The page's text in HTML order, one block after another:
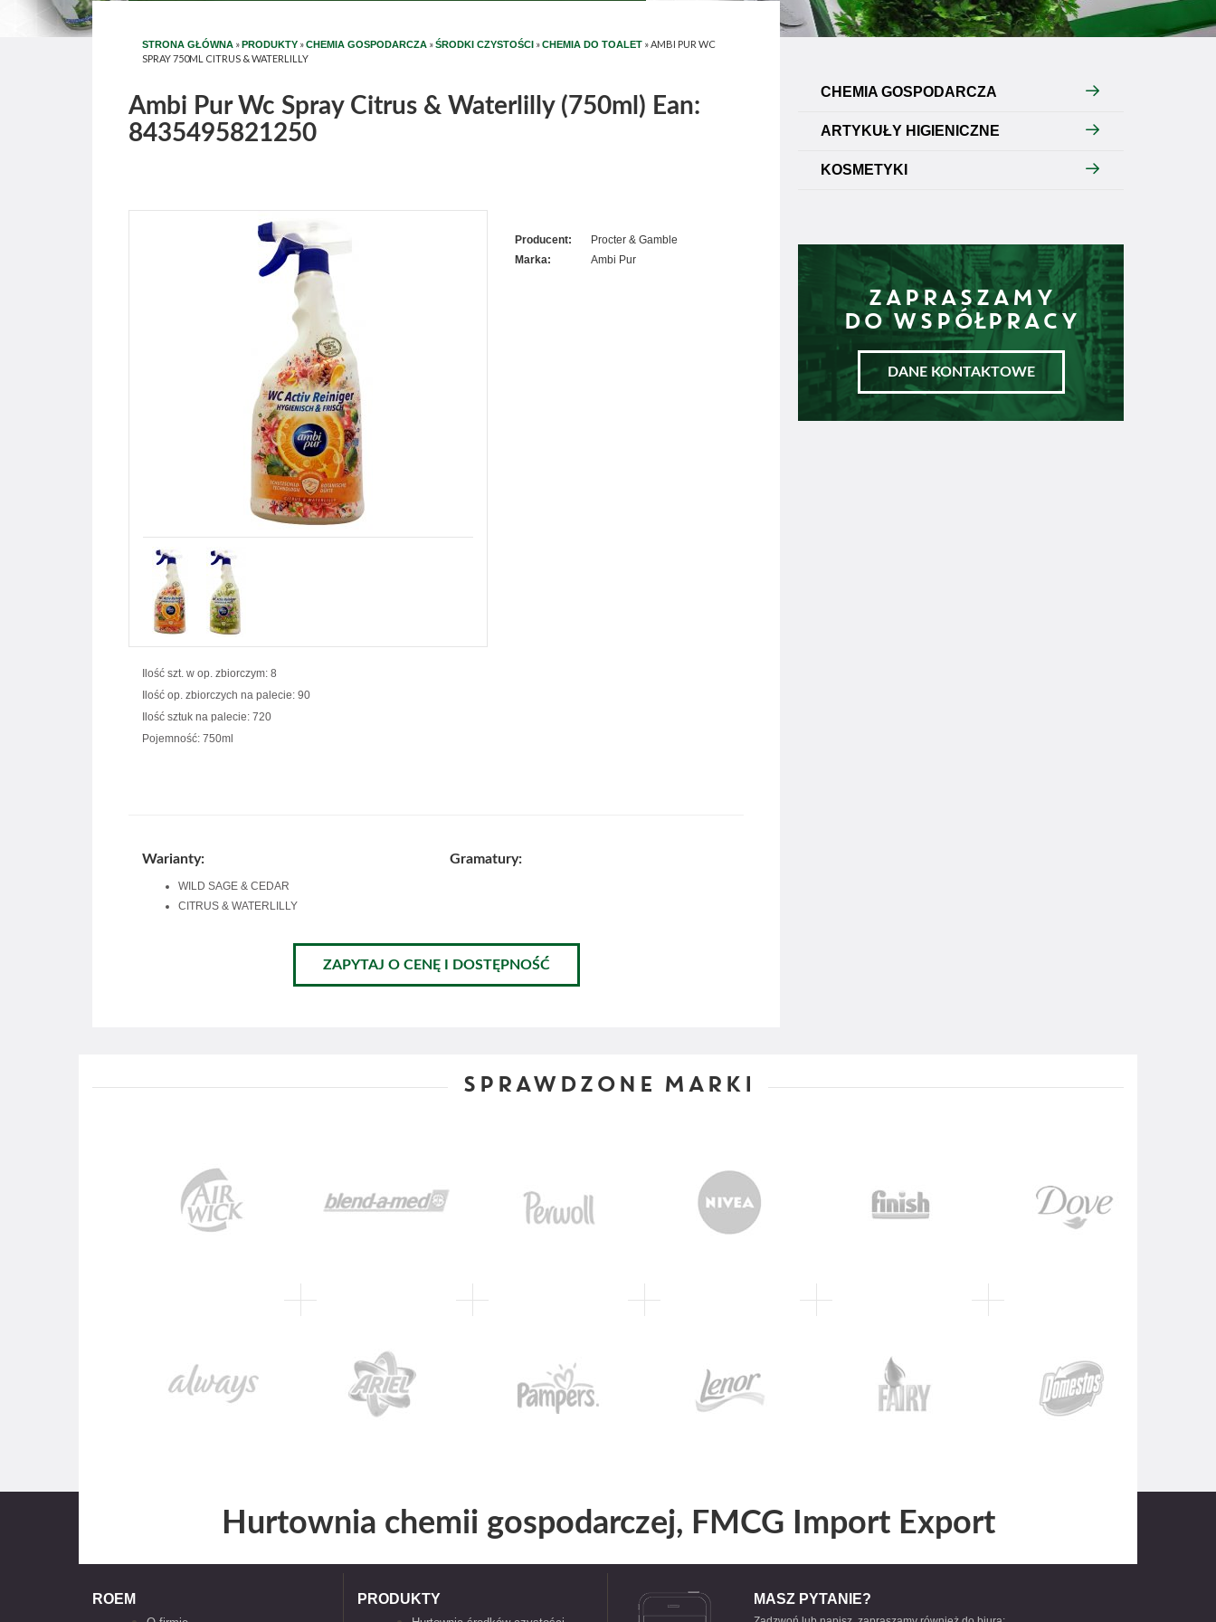
STRONA GŁÓWNA »PRODUKTY »CHEMIA GOSPODARCZA »ŚRODKI CZYSTOŚCI »CHEMIA DO TOALET » AMBI PUR WC
SPRAY 750ML CITRUS & WATERLILLY
Ambi Pur Wc Spray Citrus & Waterlilly (750ml) Ean:
8435495821250
Producent:
Procter & Gamble
Marka:
Ambi Pur
Ilość szt. w op. zbiorczym: 8
Ilość op. zbiorczych na palecie: 90
Ilość sztuk na palecie: 720
Pojemność: 750ml
Warianty:
WILD SAGE & CEDAR
CITRUS & WATERLILLY
Gramatury:
ZAPYTAJ O CENĘ I DOSTĘPNOŚĆ
CHEMIA GOSPODARCZA
ARTYKUŁY HIGIENICZNE
KOSMETYKI
ZAPRASZAMY
DO WSPÓŁPRACY
DANE KONTAKTOWE
SPRAWDZONE MARKI
Hurtownia chemii gospodarczej, FMCG Import Export
ROEM PRODUKTY MASZ PYTANIE?